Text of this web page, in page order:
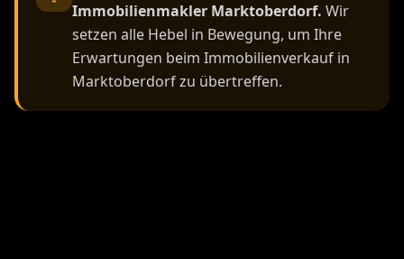
Immobilienmakler Marktoberdorf. Wir
setzen alle Hebel in Bewegung, um Ihre
Erwartungen beim Immobilienverkauf in
Marktoberdorf zu übertreffen.